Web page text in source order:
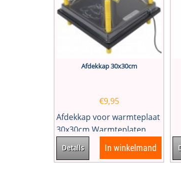
Afdekkap 30x30cm
€9,95
Afdekkap voor warmteplaat
30x30cm Warmteplaten...
Details In winkelmand